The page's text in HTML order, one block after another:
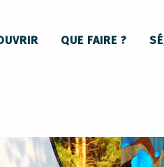
QUE FAIRE ?
insolites